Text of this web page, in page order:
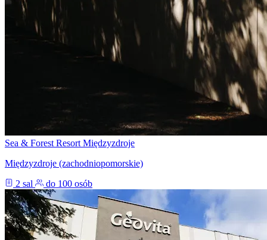
Sea & Forest Resort Międzyzdroje
Międzyzdroje (zachodniopomorskie)
2 sal
do 100 osób